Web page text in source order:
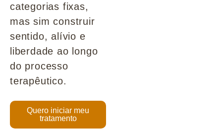
categorias fixas,
mas sim construir
sentido, alívio e
liberdade ao longo
do processo
terapêutico.
Quero iniciar meu
tratamento